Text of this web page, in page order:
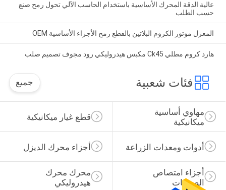
عالية الدقة المحرك الأساسية باستخدام الحاسب الآلي تحول رمح صنع
حسب الطلب
المغزل موتور الكروم البلاتين بالقطع رمح الأجزاء الأساسية OEM
هارد كروم مطلي Ck45 مكبس هيدروليكي رود مجوف تصميم صلب
فئات شعبية جميع
قطع غيار ميكانيكية
مهاوي أساسية
ميكانيكية
أجزاء محرك الديزل أدوات ومعدات الزراعة
محرك محرك
هيدروليكي
أجزاء امتصاص
الصدمات